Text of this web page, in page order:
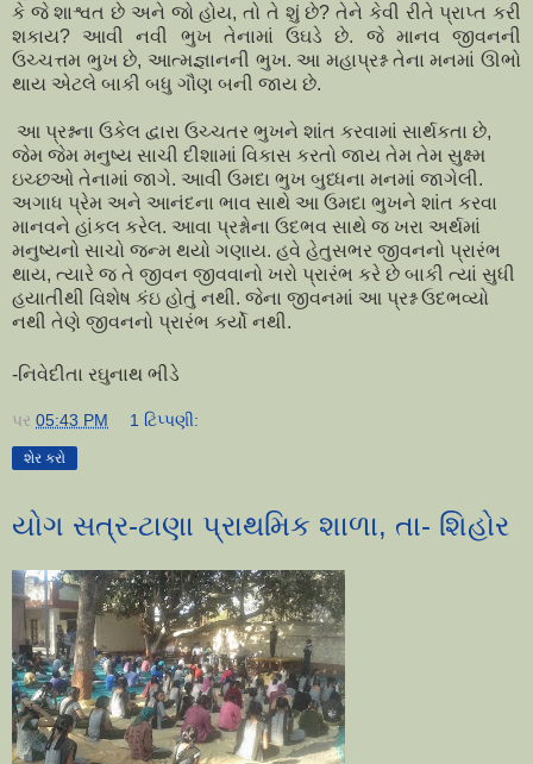
કે જે શાશ્વત છે અને જો હોય, તો તે શું છે? તેને કેવી રીતે પ્રાપ્ત કરી
શકાય? આવી નવી ભુખ તેનામાં ઉઘડે છે. જે માનવ જીવનની
ઉચ્ચત્તમ ભુખ છે, આત્મજ્ઞાનની ભુખ. આ મહાપ્રશ્ન તેના મનમાં ઊભો
થાય એટલે બાકી બધુ ગૌણ બની જાય છે.
આ પ્રશ્નના ઉકેલ દ્વારા ઉચ્ચતર ભુખને શાંત કરવામાં સાર્થકતા છે,
જેમ જેમ મનુષ્ય સાચી દીશામાં વિકાસ કરતો જાય તેમ તેમ સુક્ષ્મ
ઇચ્છઓ તેનામાં જાગે. આવી ઉમદા ભુખ બુધ્ધના મનમાં જાગેલી.
અગાધ પ્રેમ અને આનંદના ભાવ સાથે આ ઉમદા ભુખને શાંત કરવા
માનવને હાંકલ કરેલ. આવા પ્રશ્નોના ઉદભવ સાથે જ ખરા અર્થમાં
મનુષ્યનો સાચો જન્મ થયો ગણાય. હવે હેતુસભર જીવનનો પ્રારંભ
થાય, ત્યારે જ તે જીવન જીવવાનો ખરો પ્રારંભ કરે છે બાકી ત્યાં સુધી
હયાતીથી વિશેષ કંઇ હોતું નથી. જેના જીવનમાં આ પ્રશ્ન ઉદભવ્યો
નથી તેણે જીવનનો પ્રારંભ કર્યો નથી.
-નિવેદીતા રઘુનાથ ભીડે
પર 05:43 PM 1 ટિપ્પણી:
શેર કરો
યોગ સત્ર-ટાણા પ્રાથમિક શાળા, તા- શિહોર